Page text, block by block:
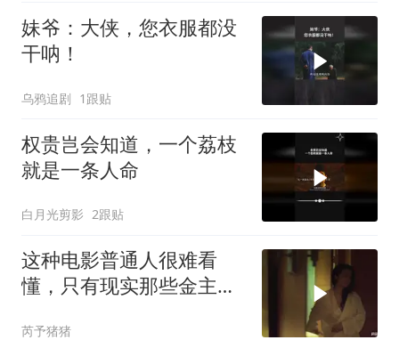
妹爷：大侠，您衣服都没
干呐！
乌鸦追剧 1跟贴
权贵岂会知道，一个荔枝
就是一条人命
白月光剪影 2跟贴
这种电影普通人很难看
懂，只有现实那些金主看
芮予猪猪